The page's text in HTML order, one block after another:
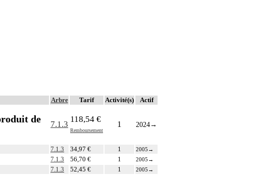
Arbre Tarif Activité(s) Actif
de
7.1.3
118,54 €
Remboursement
1 2024→
7.1.3 34,97 € 1 2005 →
7.1.3 56,70 € 1 2005 →
7.1.3 52,45 € 1 2005 →